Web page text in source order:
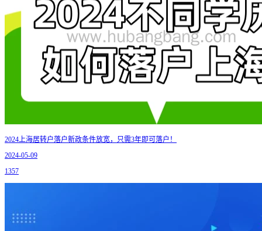
2024上海居转户落户新政条件放宽，只需3年即可落户！
2024-05-09
1357